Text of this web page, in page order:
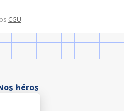
CGU.
Nos héros